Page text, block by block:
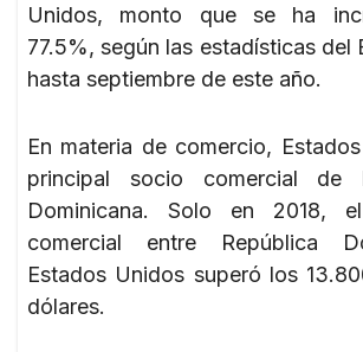
Unidos, monto que se ha
77.5%, según las estadísticas del
hasta septiembre de este año.
En materia de comercio,
principal socio comercial de
Dominicana. Solo en 2018,
comercial entre República
Estados Unidos superó los
dólares.